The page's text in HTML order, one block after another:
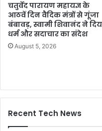
चतुर्वेद पारायण महायज्ञ के
आठवें दिन वैदिक मंत्रों से गूंजा
बंबावड़, स्वामी शिवानंद ने
धर्म और सदाचार का संदेश
August 5, 2026
Recent Tech News